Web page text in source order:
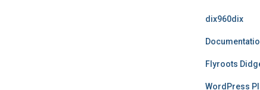
dix960dix
Flyroots
WordPress